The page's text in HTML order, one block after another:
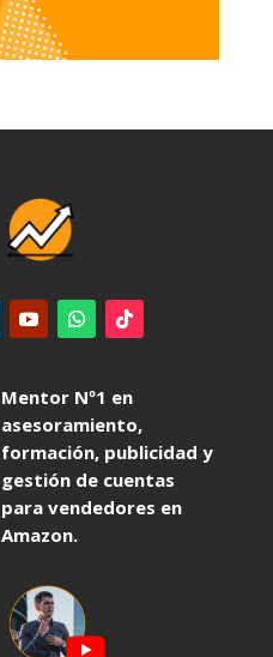
Mentor Nº1 en
asesoramiento,
formación, publicidad y
gestión de cuentas
para vendedores en
Amazon.